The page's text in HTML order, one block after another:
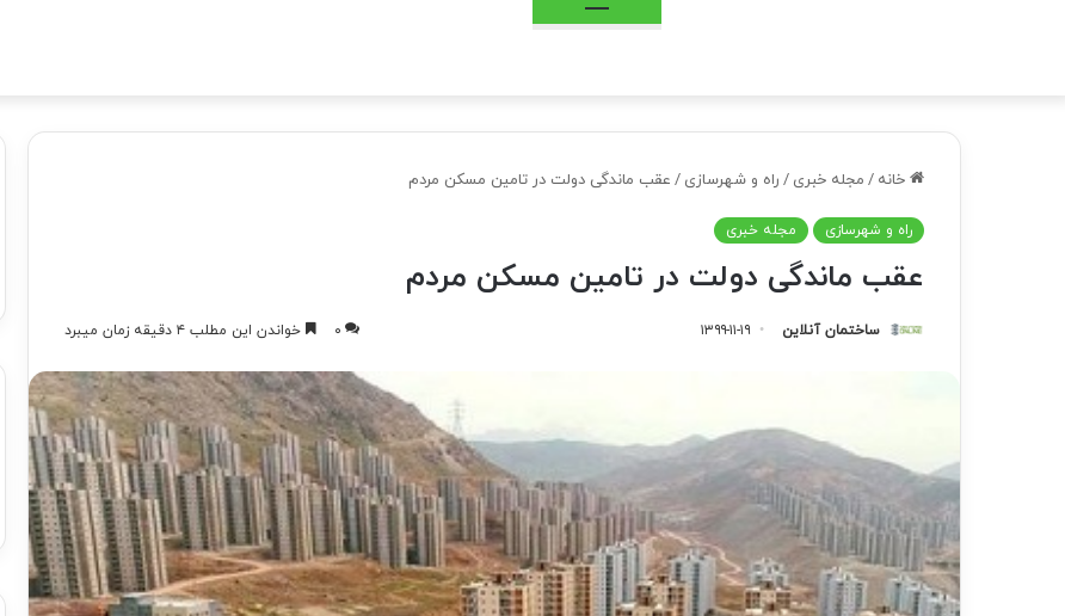
خانه / مجله خبری / راه و شهرسازی / عقب ماندگی دولت در تامین مسکن مردم
راه و شهرسازی مجله خبری
عقب ماندگی دولت در تامین مسکن مردم
ساختمان آنلاین ۱۳۹۹-۱۱-۱۹ ۰ خواندن این مطلب ۴ دقیقه زمان میبرد